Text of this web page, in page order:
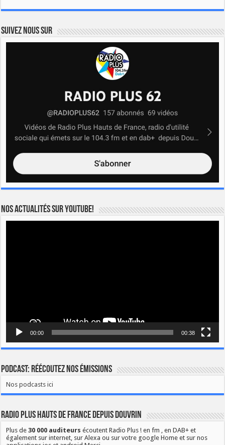
Suivez nous sur
Nos actualités sur YOUTUBE!
00:00 00:38
Podcast: Réécoutez nos émissions
Nos podcasts ici
Radio Plus Hauts de France depuis Douvrin
Plus de30 000 auditeurs écoutent Radio Plus ! en fm , en DAB+ et
également sur internet, sur Alexa ou sur votre google Home et sur nos